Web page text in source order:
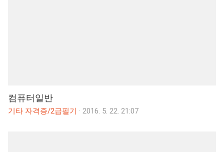
컴퓨터일반
기타 자격증/2급필기 · 2016. 5. 22. 21:07